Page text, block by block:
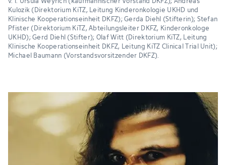
Kulozik (Direktorium KiTZ, Leitung Kinderonkologie UKHD und
Klinische Kooperationseinheit DKFZ); Gerda Diehl (Stifterin); Stefan
Pfister (Direktorium KiTZ, Abteilungsleiter DKFZ, Kinderonkologe
UKHD); Gerd Diehl (Stifter); Olaf Witt (Direktorium KiTZ, Leitung
Klinische Kooperationseinheit DKFZ, Leitung KiTZ Clinical Trial Unit);
Michael Baumann (Vorstandsvorsitzender DKFZ).